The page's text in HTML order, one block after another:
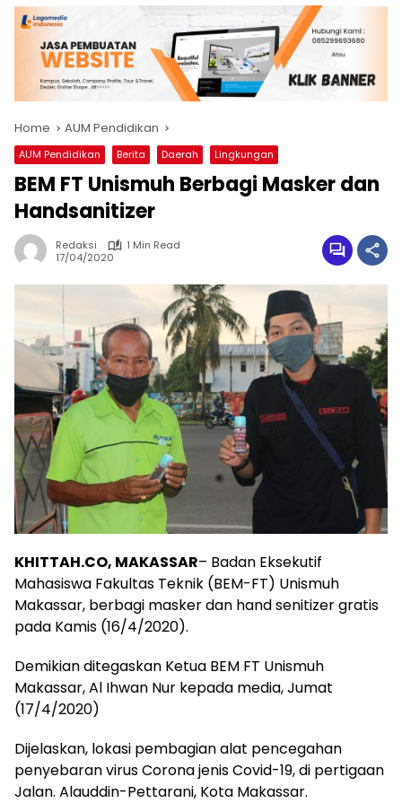
Home AUM Pendidikan
AUM Pendidikan Berita Daerah Lingkungan
BEM FT Unismuh Berbagi Masker dan
Handsanitizer
Redaksi
1 Min Read
17/04/2020
KHITTAH.CO, MAKASSAR– Badan Eksekutif
Mahasiswa Fakultas Teknik (BEM-FT) Unismuh
Makassar, berbagi masker dan hand senitizer gratis
pada Kamis (16/4/2020).
Demikian ditegaskan Ketua BEM FT Unismuh
Makassar, Al Ihwan Nur kepada media, Jumat
(17/4/2020)
Dijelaskan, lokasi pembagian alat pencegahan
penyebaran virus Corona jenis Covid-19, di pertigaan
Jalan. Alauddin-Pettarani, Kota Makassar.